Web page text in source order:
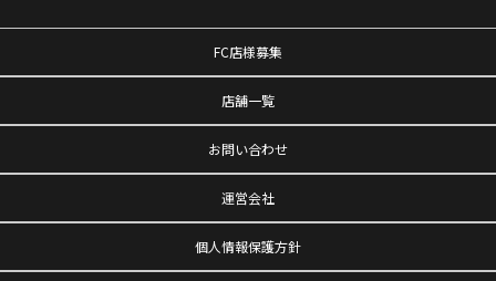
FC店様募集
店舗一覧
お問い合わせ
運営会社
個人情報保護方針